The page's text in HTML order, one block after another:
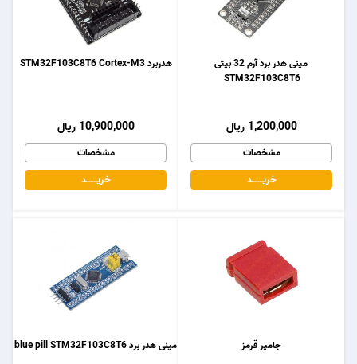
هدربرد STM32F103C8T6 Cortex-M3
10,900,000 ریال
مشخصات
خریـــــــد
مینی هدر برد آرم 32 بیتی
STM32F103C8T6
1,200,000 ریال
مشخصات
خریـــــــد
مینی هدر برد blue pill STM32F103C8T6 جامپر قرمز